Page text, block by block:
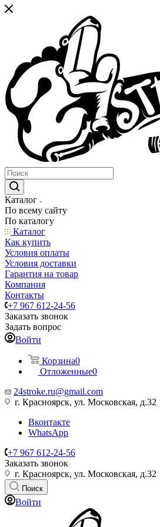
Каталог
По всему сайту
По каталогу
Каталог
Как купить
Условия оплаты
Условия доставки
Гарантия на товар
Компания
Контакты
+7 967 612-24-56
Заказать звонок
Задать вопрос
Войти
Корзина0
Отложенные0
24stroke.ru@gmail.com
г. Красноярск, ул. Московская, д.32
Вконтакте
WhatsApp
+7 967 612-24-56
Заказать звонок
г. Красноярск, ул. Московская, д.32
Поиск
Войти